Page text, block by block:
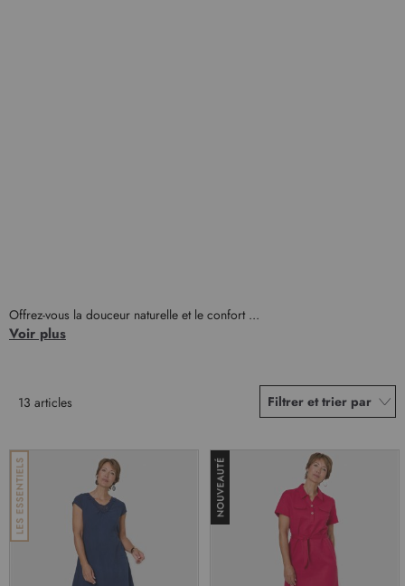
Offrez-vous la douceur naturelle et le confort ...
Voir plus
13 articles Filtrer et trier par